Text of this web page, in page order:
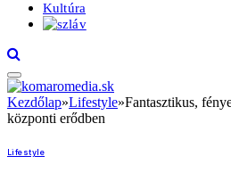
Kultúra
Kezdőlap»Lifestyle»Fantasztikus,
központi erődben
Lifestyle